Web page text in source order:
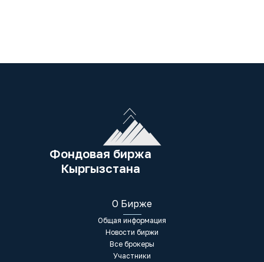
Фондовая биржа
Кыргызстана
О Бирже
Общая информация
Новости биржи
Все брокеры
Участники